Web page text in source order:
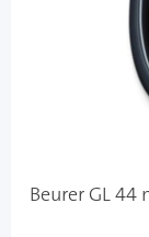
Beurer GL